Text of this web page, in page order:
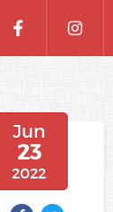
Jun
23
2022